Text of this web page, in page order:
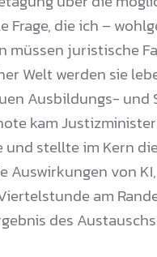
Frage, die ich –
müssen juristische
Welt werden sie
Ausbildungs-
kam
stellte im Kern die
von
am
des